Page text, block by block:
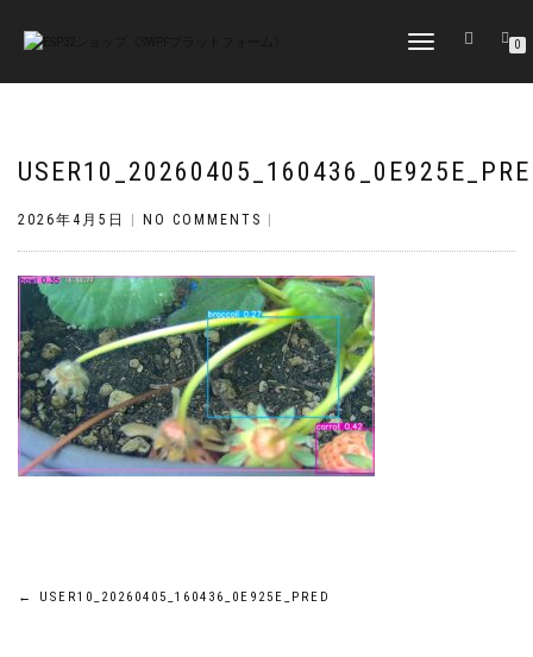
TOGGLE
0
2026年4月5日 NO COMMENTS
投
← USER10_20260405_160436_0E925E_PRED